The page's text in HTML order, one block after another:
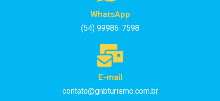
WhatsApp
(54) 99986-7598
E-mail
contato@gnbturismo.com.br